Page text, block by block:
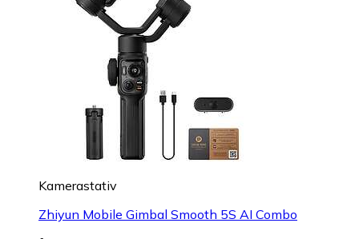
Kamerastativ
Zhiyun Mobile Gimbal Smooth 5S AI Combo